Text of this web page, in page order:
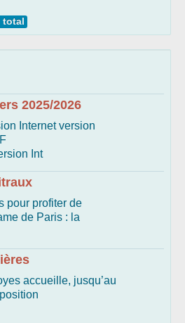
2025/2026
Internet version
Int
pour profiter de
de Paris : la
accueille, jusqu’au